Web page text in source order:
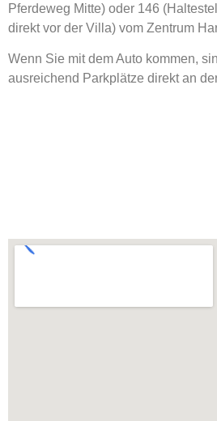
Pferdeweg Mitte) oder 146
direkt vor der Villa) vom Zentrum
Wenn Sie mit dem Auto kommen,
ausreichend Parkplätze direkt an